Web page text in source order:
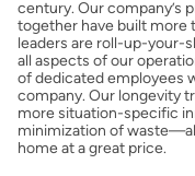
Calcular mi
Obtener
Preparar
century. Our company’s
together have built more
leaders are roll-up-your-
all aspects of our
of dedicated employees
company. Our longevity
more situation-specific
minimization of
home at a great price.